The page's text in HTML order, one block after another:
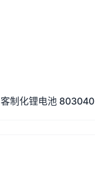
客制化锂电池 803040